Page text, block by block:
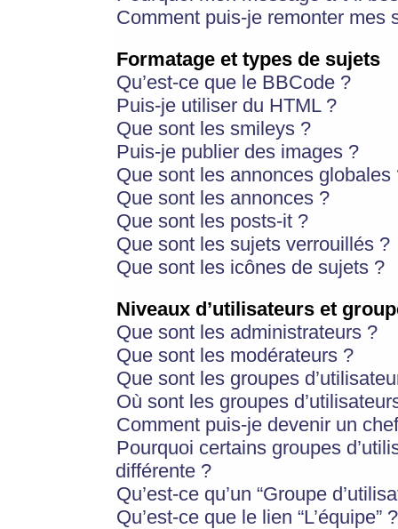
Comment puis-je remonter mes
Formatage et types de sujets
Qu’est-ce que le BBCode ?
Puis-je utiliser du HTML ?
Que sont les smileys ?
Puis-je publier des images ?
Que sont les annonces globales
Que sont les annonces ?
Que sont les posts-it ?
Que sont les sujets verrouillés ?
Que sont les icônes de sujets ?
Niveaux d’utilisateurs et
Que sont les administrateurs ?
Que sont les modérateurs ?
Que sont les groupes
Où sont les groupes
Comment puis-je devenir un
Pourquoi certains groupes
différente ?
Qu’est-ce qu’un “Groupe
Qu’est-ce que le lien “L’équipe” ?